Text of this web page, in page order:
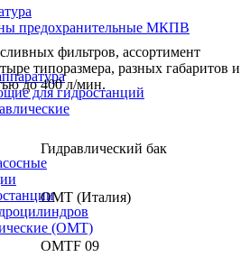
предохранительные МКПВ
для гидростанций
(OMT)
фильтров, ассортимент
типоразмера, разных габаритов и
до 400 л/мин.
Гидравлический бак
OMT (Италия)
OMTF 09